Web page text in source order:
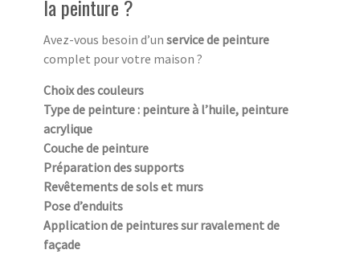
la peinture ?
Avez-vous besoin d’un service de peinture
complet pour votre maison ?
Choix des couleurs
Type de peinture : peinture à l’huile, peinture
acrylique
Couche de peinture
Préparation des supports
Revêtements de sols et murs
Pose d’enduits
Application de peintures sur ravalement de
façade